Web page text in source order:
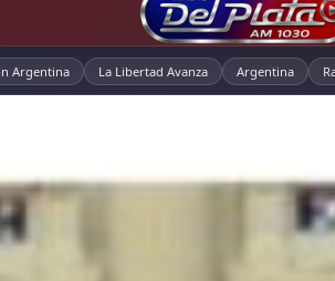
Argentina La Libertad Avanza Argentina